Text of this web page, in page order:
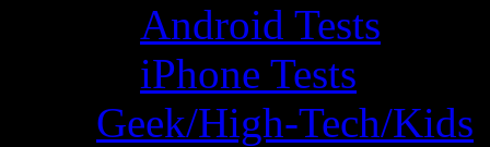
Android Tests
iPhone Tests
Geek/High-Tech/Kids